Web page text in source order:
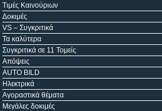
Τιμές Καινούριων
Δοκιμές
VS – Συγκριτικά
Τα καλύτερα
Συγκριτικά σε 11 Τομείς
Απόψεις
AUTO BILD
Ηλεκτρικά
Αγοραστικά θέματα
Μεγάλες δοκιμές